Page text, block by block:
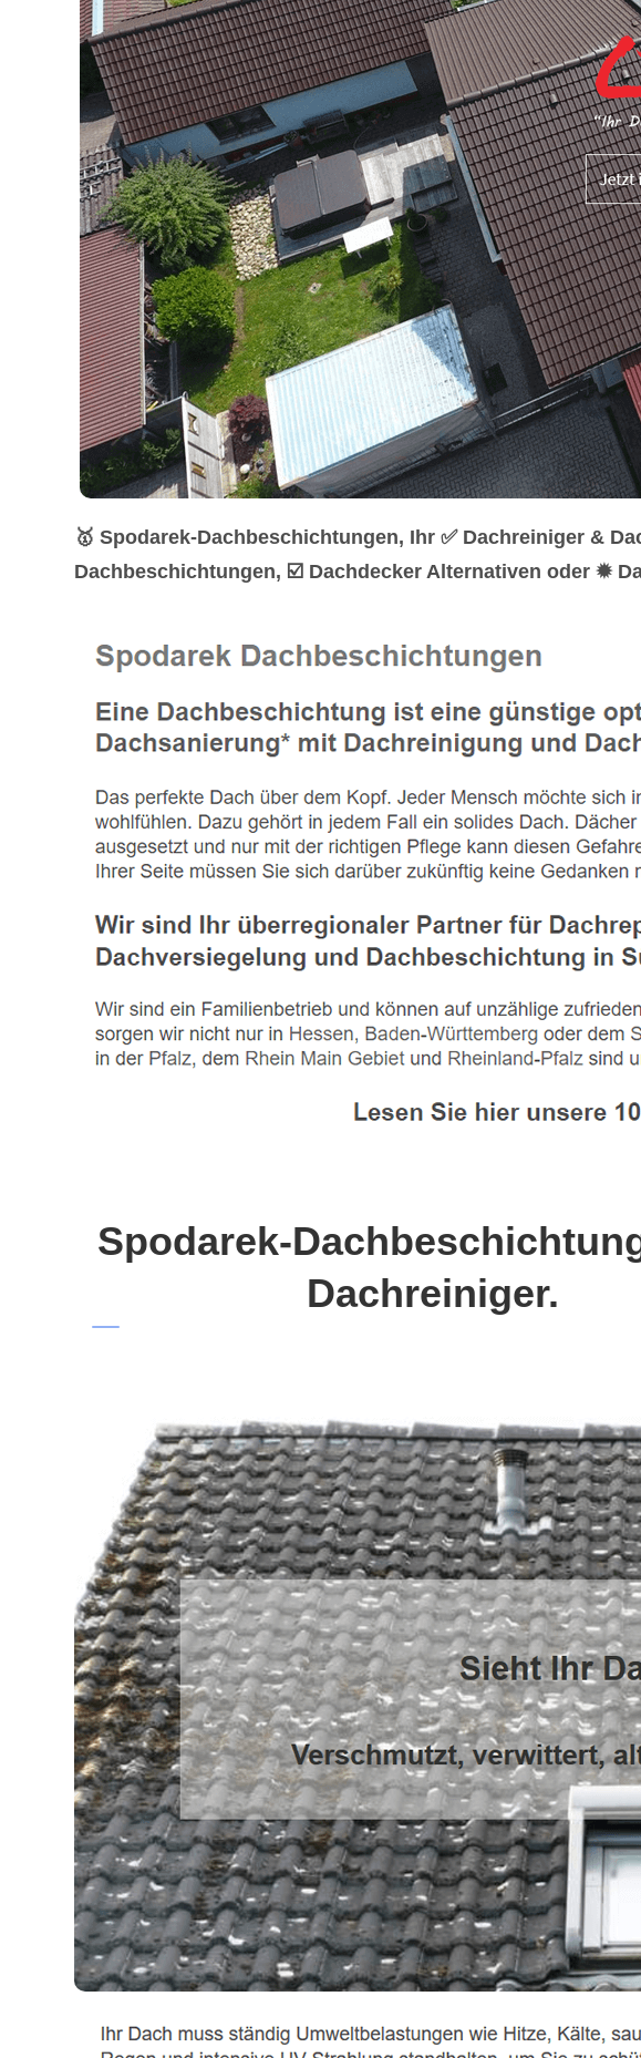
🥇 Spodarek-Dachbeschichtungen, Ihr ✅ Dachreiniger &
Dachbeschichtungen, ☑️ Dachdecker Alternativen oder ✹
Spodarek-
Dachreiniger.